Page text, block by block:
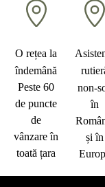
O rețea la
îndemână
Peste 60
de puncte
de
vânzare în
toată țara
non-
în
și în